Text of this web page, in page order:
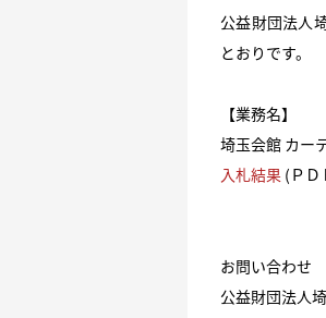
公益財団法人
とおりです。
【業務名】
埼玉会館 カー
入札結果 (ＰＤ
お問い合わせ
公益財団法人